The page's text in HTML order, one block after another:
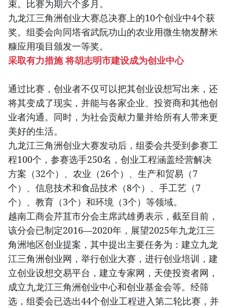
束。比赛为期六个多月。
九龙江三角洲创业大赛总决赛上的10个创业中4个获
奖。组委会向同塔省武阮功山的农业用微生物发酵米
糠应用项目颁发一等奖。
采取有力措施 将胡志明市建设成为创业中心
通过比赛，创业者不仅可以把其创业设想写出来，还
将其变成了现实，并能与各家企业、投资商和其他创
业者沟通。同时，为社会贡献力量并给所有人带来更
美好的生活。
九龙江三角洲创业大赛发动后，组委会共受到参赛工
程100个，参赛选手250名，创业工程涵盖经营解决
方案（32个）、农业（26个）、生产和贸易（7
个）、信息技术和食品技术（8个）、手工艺（7
个）、教育（3个）和环境（3个）等领域。
越南工商会芹苴市分会主席武雄勇表示，截至目前，
该分会已制定2016—2020年，展望2025年九龙江三
角洲地区创业提案，其中提出主要任务为：建立九龙
江三角洲创业网，举行创业大赛，进行创业培训，建
立创业设想交易平台，建立专家网，天使投资者网，
成立九龙江三角洲创业中心和创业基金会等。经筛
选，组委会已选出44个创业工程进入第二轮比赛，并